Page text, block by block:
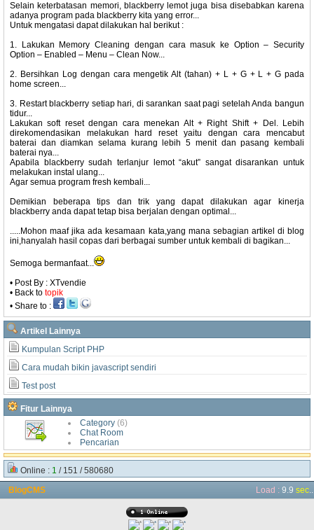
Selain keterbatasan memori, blackberry lemot juga bisa disebabkan karena
adanya program pada blackberry kita yang error...
Untuk mengatasi dapat dilakukan hal berikut :
1. Lakukan Memory Cleaning dengan cara masuk ke Option – Security
Option – Enabled – Menu – Clean Now...
2. Bersihkan Log dengan cara mengetik Alt (tahan) + L + G + L + G pada
home screen...
3. Restart blackberry setiap hari, di sarankan saat pagi setelah Anda bangun
tidur...
Lakukan soft reset dengan cara menekan Alt + Right Shift + Del. Lebih
direkomendasikan melakukan hard reset yaitu dengan cara mencabut
baterai dan diamkan selama kurang lebih 5 menit dan pasang kembali
baterai nya...
Apabila blackberry sudah terlanjur lemot “akut” sangat disarankan untuk
melakukan instal ulang...
Agar semua program fresh kembali...
Demikian beberapa tips dan trik yang dapat dilakukan agar kinerja
blackberry anda dapat tetap bisa berjalan dengan optimal...
.....Mohon maaf jika ada kesamaan kata,yang mana sebagian artikel di blog
ini,hanyalah hasil copas dari berbagai sumber untuk kembali di bagikan...
Semoga bermanfaat...
• Post By : XTvendie
• Back to topik
• Share to :
Artikel Lainnya
Kumpulan Script PHP
Cara mudah bikin javascript sendiri
Test post
Fitur Lainnya
Category (6)
Chat Room
Pencarian
Online : 1 / 151 / 580680
BlogCMS
Load : 9.9 sec..